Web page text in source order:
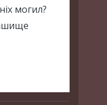
могил?